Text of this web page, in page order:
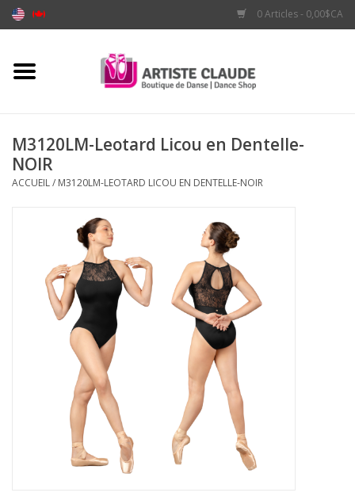
0 Articles - 0,00$CA
Accueil
Vêtements
M3120LM-Leotard Licou en Dentelle-
NOIR
ACCUEIL/ M3120LM-LEOTARD LICOU EN DENTELLE-NOIR